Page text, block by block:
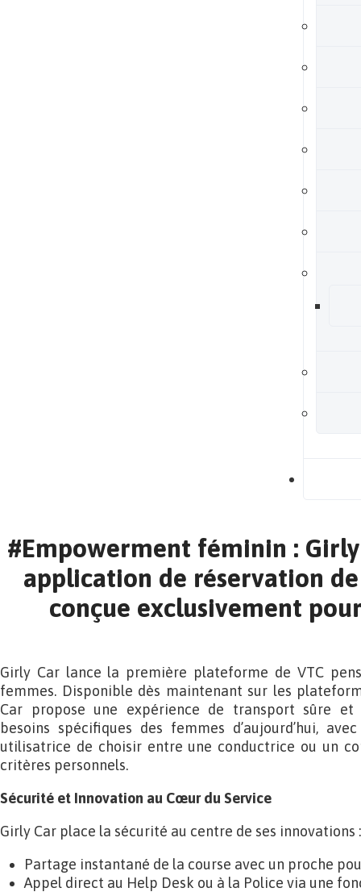
#Empowerment féminin :
application de réservation
conçue exclusivement
Girly Car lance la première plateforme de VTC
femmes. Disponible dès maintenant sur les
Car propose une expérience de transport sûre et
besoins spécifiques des femmes d’aujourd’hui,
utilisatrice de choisir entre une conductrice ou un
critères personnels.
Sécurité et Innovation au Cœur du Service
Girly Car place la sécurité au centre de ses innovations :
Partage instantané de la course avec un proche
Appel direct au Help Desk ou à la Police via une